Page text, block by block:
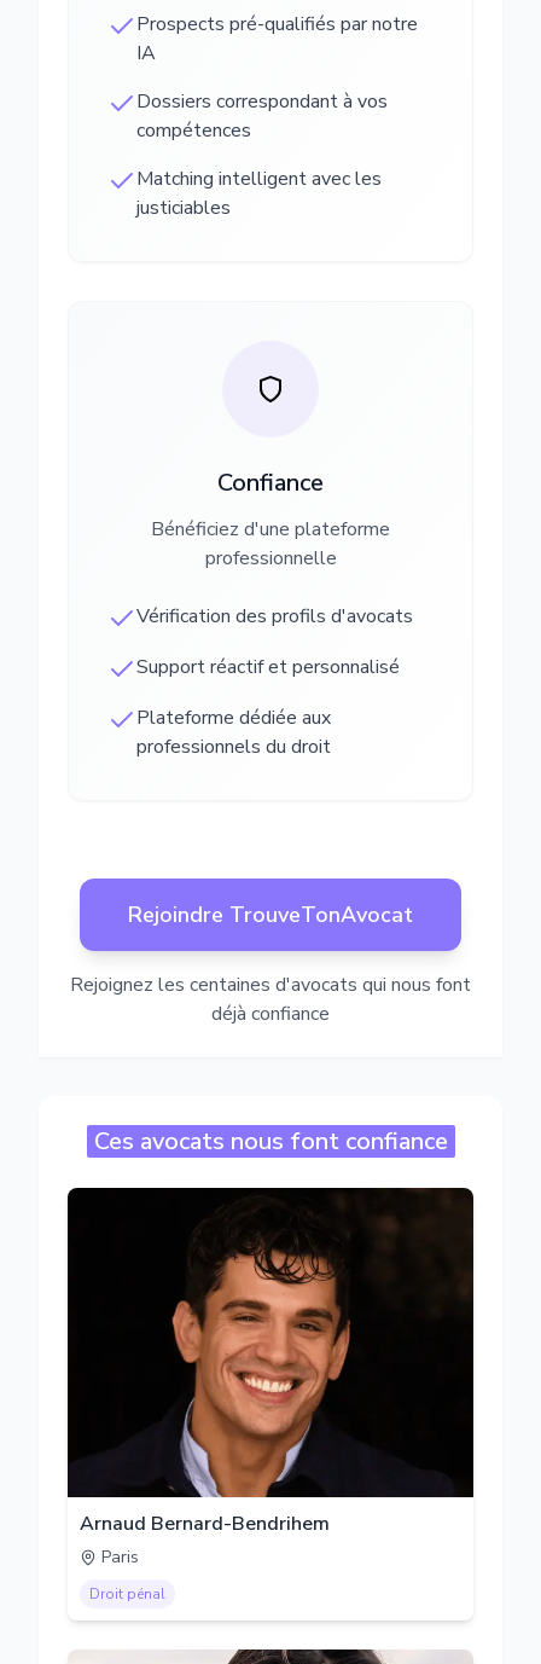
Prospects pré-qualifiés par notre
IA
Dossiers correspondant à vos
compétences
Matching intelligent avec les
justiciables
Confiance
Bénéficiez d'une plateforme
professionnelle
Vérification des profils d'avocats
Support réactif et personnalisé
Plateforme dédiée aux
professionnels du droit
Rejoindre TrouveTonAvocat
Rejoignez les centaines d'avocats qui nous font
déjà confiance
Ces avocats nous font confiance
Arnaud Bernard-Bendrihem
Paris
Droit pénal